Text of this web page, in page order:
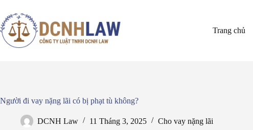
đến
phần
nội
dung
Trang chủ
Người đi vay nặng lãi có bị phạt tù không?
DCNH Law 11 Tháng 3, 2025 Cho vay nặng lãi